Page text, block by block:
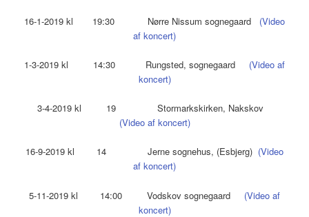
16-1-2019 kl 19:30 Nørre Nissum sognegaard (Video
af koncert)
1-3-2019 kl 14:30 Rungsted, sognegaard (Video af
koncert)
3-4-2019 kl 19 Stormarkskirken, Nakskov
(Video af koncert)
16-9-2019 kl 14 Jerne sognehus, (Esbjerg) (Video
af koncert)
5-11-2019 kl 14:00 Vodskov sognegaard (Video af
koncert)